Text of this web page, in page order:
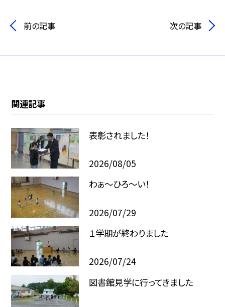
前の記事 次の記事
関連記事
表彰されました！
2026/08/05
わぁ～ひろ～い！
2026/07/29
１学期が終わりました
2026/07/24
図書館見学に行ってきました